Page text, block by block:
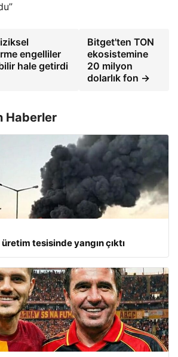
engelliler
hale getirdi
Bitget'ten TON
ekosistemine
20 milyon
dolarlık fon →
Haberler
tesisinde yangın çıktı